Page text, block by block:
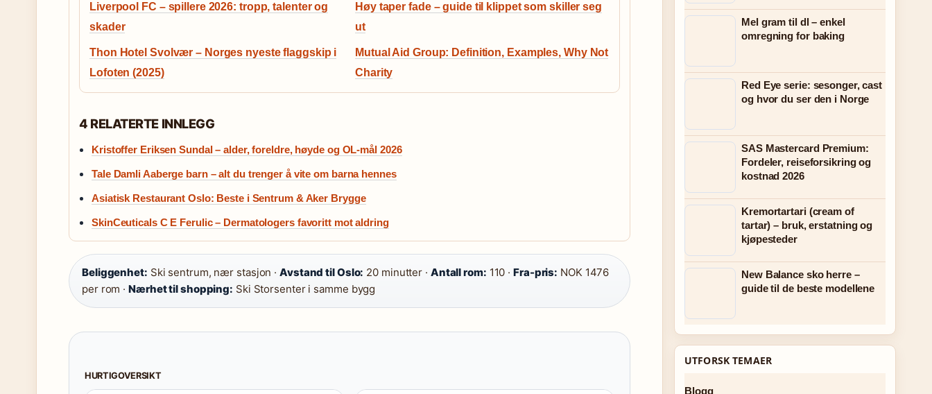
Liverpool FC – spillere 2026: tropp, talenter og
skader
Høy taper fade – guide til klippet som skiller seg
ut
Thon Hotel Svolvær – Norges nyeste flaggskip i
Lofoten (2025)
Mutual Aid Group: Definition, Examples, Why Not
Charity
4 RELATERTE INNLEGG
Kristoffer Eriksen Sundal – alder, foreldre, høyde og OL-mål 2026
Tale Damli Aaberge barn – alt du trenger å vite om barna hennes
Asiatisk Restaurant Oslo: Beste i Sentrum & Aker Brygge
SkinCeuticals C E Ferulic – Dermatologers favoritt mot aldring
Beliggenhet: Ski sentrum, nær stasjon ·Avstand til Oslo: 20 minutter · Antall rom: 110 ·Fra-pris: NOK 1476
per rom ·Nærhet til shopping: Ski Storsenter i samme bygg
HURTIGOVERSIKT
Mel gram til dl – enkel
omregning for baking
Red Eye serie: sesonger, cast
og hvor du ser den i Norge
SAS Mastercard Premium:
Fordeler, reiseforsikring og
kostnad 2026
Kremortartari (cream of
tartar) – bruk, erstatning og
kjøpesteder
New Balance sko herre –
guide til de beste modellene
UTFORSK TEMAER
Blogg